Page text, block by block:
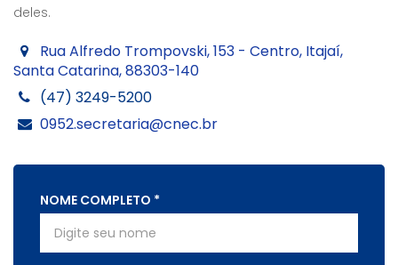
deles.
Rua Alfredo Trompovski, 153 - Centro, Itajaí,
Santa Catarina, 88303-140
(47) 3249-5200
0952.secretaria@cnec.br
NOME COMPLETO *